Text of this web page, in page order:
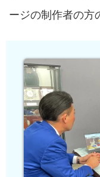
ージの制作者の方